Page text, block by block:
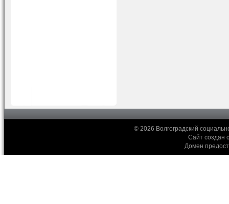
© 2026 Волгоградский
Сайт создан
Домен